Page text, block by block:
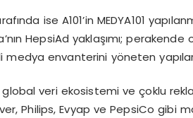
ise A101’in MEDYA101
HepsiAd yaklaşımı; perakende
medya envanterini yöneten
global veri ekosistemi ve çoklu
Philips, Evyap ve PepsiCo gibi